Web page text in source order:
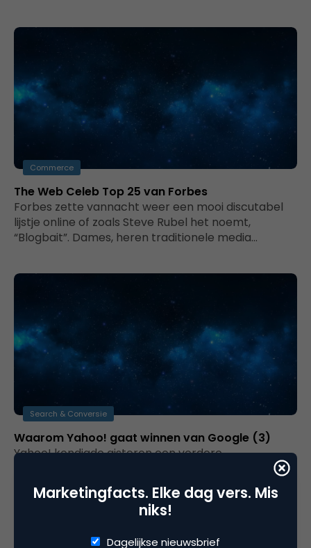
Commerce
The Web Celeb Top 25 van Forbes
Forbes zette vannacht weer een mooi discutabel
lijstje online of zoals Steve Rubel het noemt,
“Blogbait”. Dames, heren traditionele media…
Search & Conversie
Waarom Yahoo! gaat winnen van Google (3)
Yahoo! kondigde gisteren een verdere
samenwerking aan met Nokia terwijl Google het
einde van Google Answers aankondigde. Over het
algemeen…
Marketingfacts. Elke dag vers. Mis
niks!
Dagelijkse nieuwsbrief